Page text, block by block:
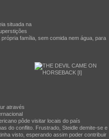
situada na
família, sem comida nem água, para
através
pôde visitar locais do país
do conflito. Frustrado, Steidle demite-se e
visto, esperando assim poder contribuir